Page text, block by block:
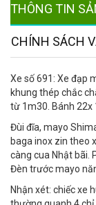
THÔNG TIN
CHÍNH SÁCH
Xe số 691: Xe đạp
khung thép chắc
từ 1m30. Bánh 22x
Đùi đĩa, mayo
baga inox zin theo
càng cua Nhật bãi.
Đèn trước mayo
Nhận xét: chiếc xe